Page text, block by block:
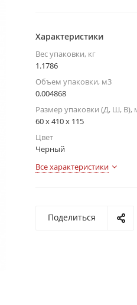
Характеристики
Вес упаковки, кг
1.1786
Объем упаковки, м3
0.004868
Размер упаковки (Д, Ш, В),
60 x 410 x 115
Цвет
Черный
Все характеристики
Поделиться